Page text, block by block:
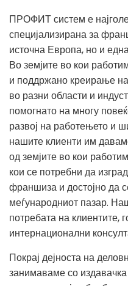
ПРОФИТ систем е
специјализирана за
источна Европа, но и
Во земјите во кои
и поддржано креирање
во разни области и
помогнато на многу
развој на работењето и
нашите клиенти им
од земјите во кои
кои се потребни да
франшиза и достојно да
меѓународниот пазар.
потребата на клиентите,
интернационални
Покрај дејноста на
занимаваме со